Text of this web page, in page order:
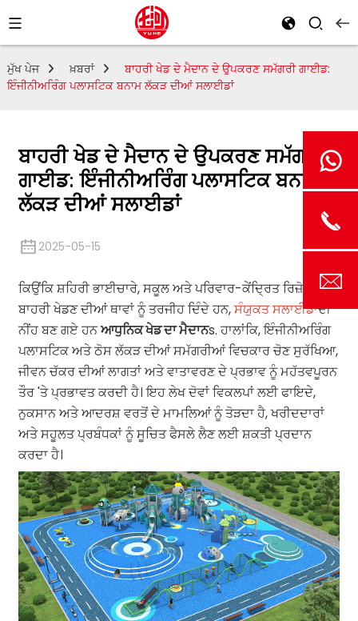
ਮੁੱਖ ਪੇਜ ਖ਼ਬਰਾਂ
ਬਾਹਰੀ ਖੇਡ ਦੇ ਮੈਦਾਨ ਦੇ ਉਪਕਰਣ ਸਮੱਗਰੀ ਗਾਈਡ:
ਇੰਜੀਨੀਅਰਿੰਗ ਪਲਾਸਟਿਕ ਬਨਾਮ ਲੱਕੜ ਦੀਆਂ ਸਲਾਈਡਾਂ
ਬਾਹਰੀ ਖੇਡ ਦੇ ਮੈਦਾਨ ਦੇ ਉਪਕਰਣ ਸਮੱਗਰੀ
ਗਾਈਡ: ਇੰਜੀਨੀਅਰਿੰਗ ਪਲਾਸਟਿਕ ਬਨਾਮ
ਲੱਕੜ ਦੀਆਂ ਸਲਾਈਡਾਂ
2025-05-15
ਕਿਉਂਕਿ ਸ਼ਹਿਰੀ ਭਾਈਚਾਰੇ, ਸਕੂਲ ਅਤੇ ਪਰਿਵਾਰ-ਕੇਂਦ੍ਰਿਤ ਰਿਜ਼ੋਰਟ
ਬਾਹਰੀ ਖੇਡਣ ਦੀਆਂ ਥਾਵਾਂ ਨੂੰ ਤਰਜੀਹ ਦਿੰਦੇ ਹਨ,ਸੰਯੁਕਤ ਸਲਾਈਡਾਂਦੀ
ਨੀਂਹ ਬਣ ਗਏ ਹਨਆਧੁਨਿਕ ਖੇਡ ਦਾ ਮੈਦਾਨs. ਹਾਲਾਂਕਿ, ਇੰਜੀਨੀਅਰਿੰਗ
ਪਲਾਸਟਿਕ ਅਤੇ ਠੋਸ ਲੱਕੜ ਦੀਆਂ ਸਮੱਗਰੀਆਂ ਵਿਚਕਾਰ ਚੋਣ ਸੁਰੱਖਿਆ,
ਜੀਵਨ ਚੱਕਰ ਦੀਆਂ ਲਾਗਤਾਂ ਅਤੇ ਵਾਤਾਵਰਣ ਦੇ ਪ੍ਰਭਾਵ ਨੂੰ ਮਹੱਤਵਪੂਰਨ
ਤੌਰ 'ਤੇ ਪ੍ਰਭਾਵਤ ਕਰਦੀ ਹੈ। ਇਹ ਲੇਖ ਦੋਵਾਂ ਵਿਕਲਪਾਂ ਲਈ ਫਾਇਦੇ,
ਨੁਕਸਾਨ ਅਤੇ ਆਦਰਸ਼ ਵਰਤੋਂ ਦੇ ਮਾਮਲਿਆਂ ਨੂੰ ਤੋੜਦਾ ਹੈ, ਖਰੀਦਦਾਰਾਂ
ਅਤੇ ਸਹੂਲਤ ਪ੍ਰਬੰਧਕਾਂ ਨੂੰ ਸੂਚਿਤ ਫੈਸਲੇ ਲੈਣ ਲਈ ਸ਼ਕਤੀ ਪ੍ਰਦਾਨ
ਕਰਦਾ ਹੈ।